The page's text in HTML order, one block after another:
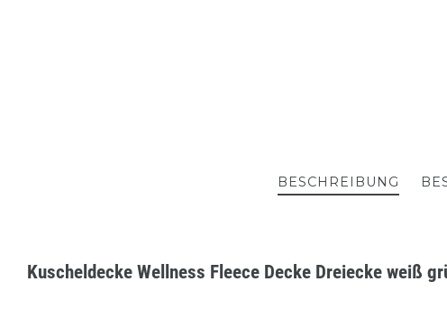
BESCHREIBUNG
Kuscheldecke Wellness Fleece Decke Dreiecke weiß